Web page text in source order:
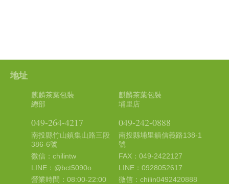
地址
麒麟茶葉包裝
總部
049-264-4217
南投縣竹山鎮集山路三段
386-6號
微信：chilintw
LINE：@bct5090o
營業時間：08:00-22:00
麒麟茶葉包裝
埔里店
049-242-0888
南投縣埔里鎮信義路138-1
號
FAX：049-2422127
LINE：0928052617
微信：chilin0492420888